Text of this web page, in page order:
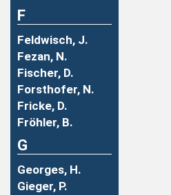
F
Feldwisch, J.
Fezan, N.
Fischer, D.
Forsthofer, N.
Fricke, D.
Fröhler, B.
G
Georges, H.
Gieger, P.